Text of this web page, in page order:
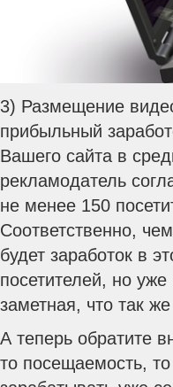
3) Размещение
прибыльный
Вашего сайта в
рекламодатель
не менее 150
Соответственно,
будет заработок в
посетителей, но
заметная, что так
А теперь обратите
то посещаемость,